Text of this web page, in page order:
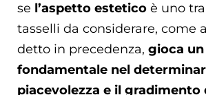
se l’aspetto estetico è uno
tasselli da considerare, come
detto in precedenza, gioca
fondamentale nel
piacevolezza e il gradimento